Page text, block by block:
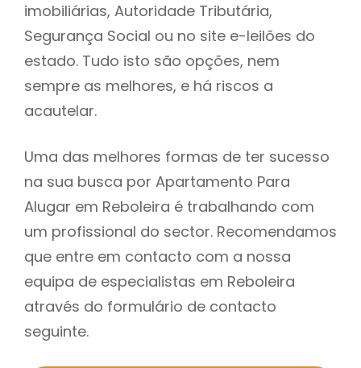
imobiliárias, Autoridade Tributária,
Segurança Social ou no site e-leilões do
estado. Tudo isto são opções, nem
sempre as melhores, e há riscos a
acautelar.
Uma das melhores formas de ter sucesso
na sua busca por Apartamento Para
Alugar em Reboleira é trabalhando com
um profissional do sector. Recomendamos
que entre em contacto com a nossa
equipa de especialistas em Reboleira
através do formulário de contacto
seguinte.